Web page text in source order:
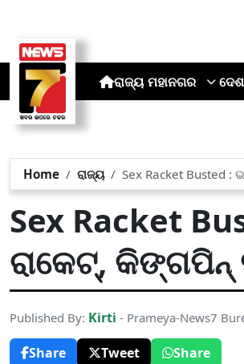
ରାଜ୍ୟ ମହାନଗର ଦେଶ
Home ରାଜ୍ୟ Sex Racket Busted :
Sex Racket
ରାକେଟ୍, କିଙ୍ଗପିନ୍
Published By: Kirti - Prameya-News7
Share
Tweet Share